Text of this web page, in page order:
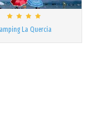
La Quercia